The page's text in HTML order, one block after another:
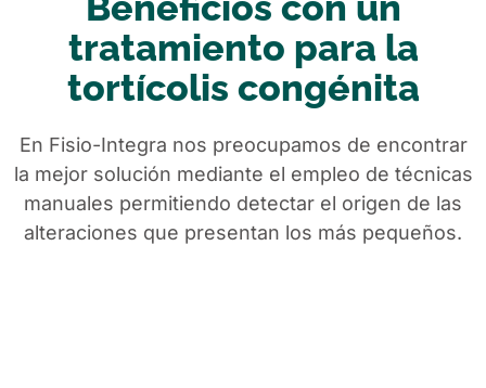
tratamiento para la
tortícolis congénita
En Fisio-Integra nos preocupamos de encontrar
la mejor solución mediante el empleo de técnicas
manuales permitiendo detectar el origen de las
alteraciones que presentan los más pequeños.